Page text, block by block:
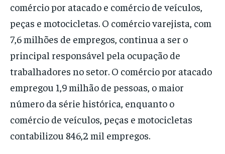
comércio por atacado e comércio de veículos,
peças e motocicletas. O comércio varejista, com
7,6 milhões de empregos, continua a ser o
principal responsável pela ocupação de
trabalhadores no setor. O comércio por atacado
empregou 1,9 milhão de pessoas, o maior
número da série histórica, enquanto o
comércio de veículos, peças e motocicletas
contabilizou 846,2 mil empregos.